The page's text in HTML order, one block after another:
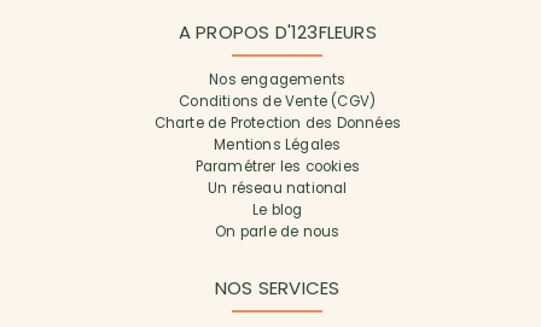
A PROPOS D'123FLEURS
Nos engagements
Conditions de Vente (CGV)
Charte de Protection des Données
Mentions Légales
Paramétrer les cookies
Un réseau national
Le blog
On parle de nous
NOS SERVICES